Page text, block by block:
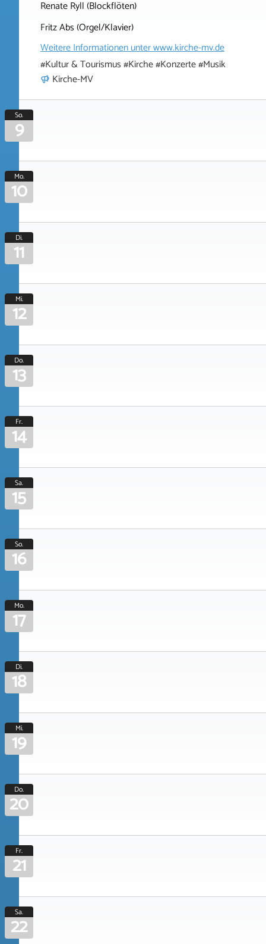
Renate Ryll (Blockflöten)
Fritz Abs (Orgel/Klavier)
Weitere Informationen unterwww.kirche-mv.de
#Kultur & Tourismus #Kirche #Konzerte #Musik
Kirche-MV
So.
9
Mo.
10
Di.
11
Mi.
12
Do.
13
Fr.
14
Sa.
15
So.
16
Mo.
17
Di.
18
Mi.
19
Do.
20
Fr.
21
Sa.
22